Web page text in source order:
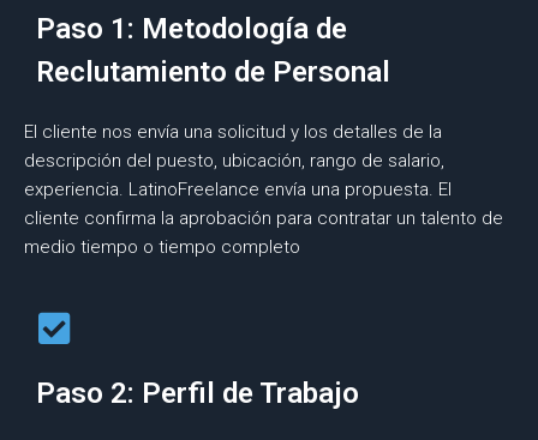
Paso 1: Metodología de
Reclutamiento de Personal
El cliente nos envía una solicitud y los detalles de la
descripción del puesto, ubicación, rango de salario,
experiencia. LatinoFreelance envía una propuesta. El
cliente confirma la aprobación para contratar un talento de
medio tiempo o tiempo completo
Paso 2: Perfil de Trabajo